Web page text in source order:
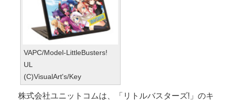
VAPC/Model-LittleBusters!
UL
(C)VisualArt's/Key
株式会社ユニットコムは、「リトルバスターズ!」のキ